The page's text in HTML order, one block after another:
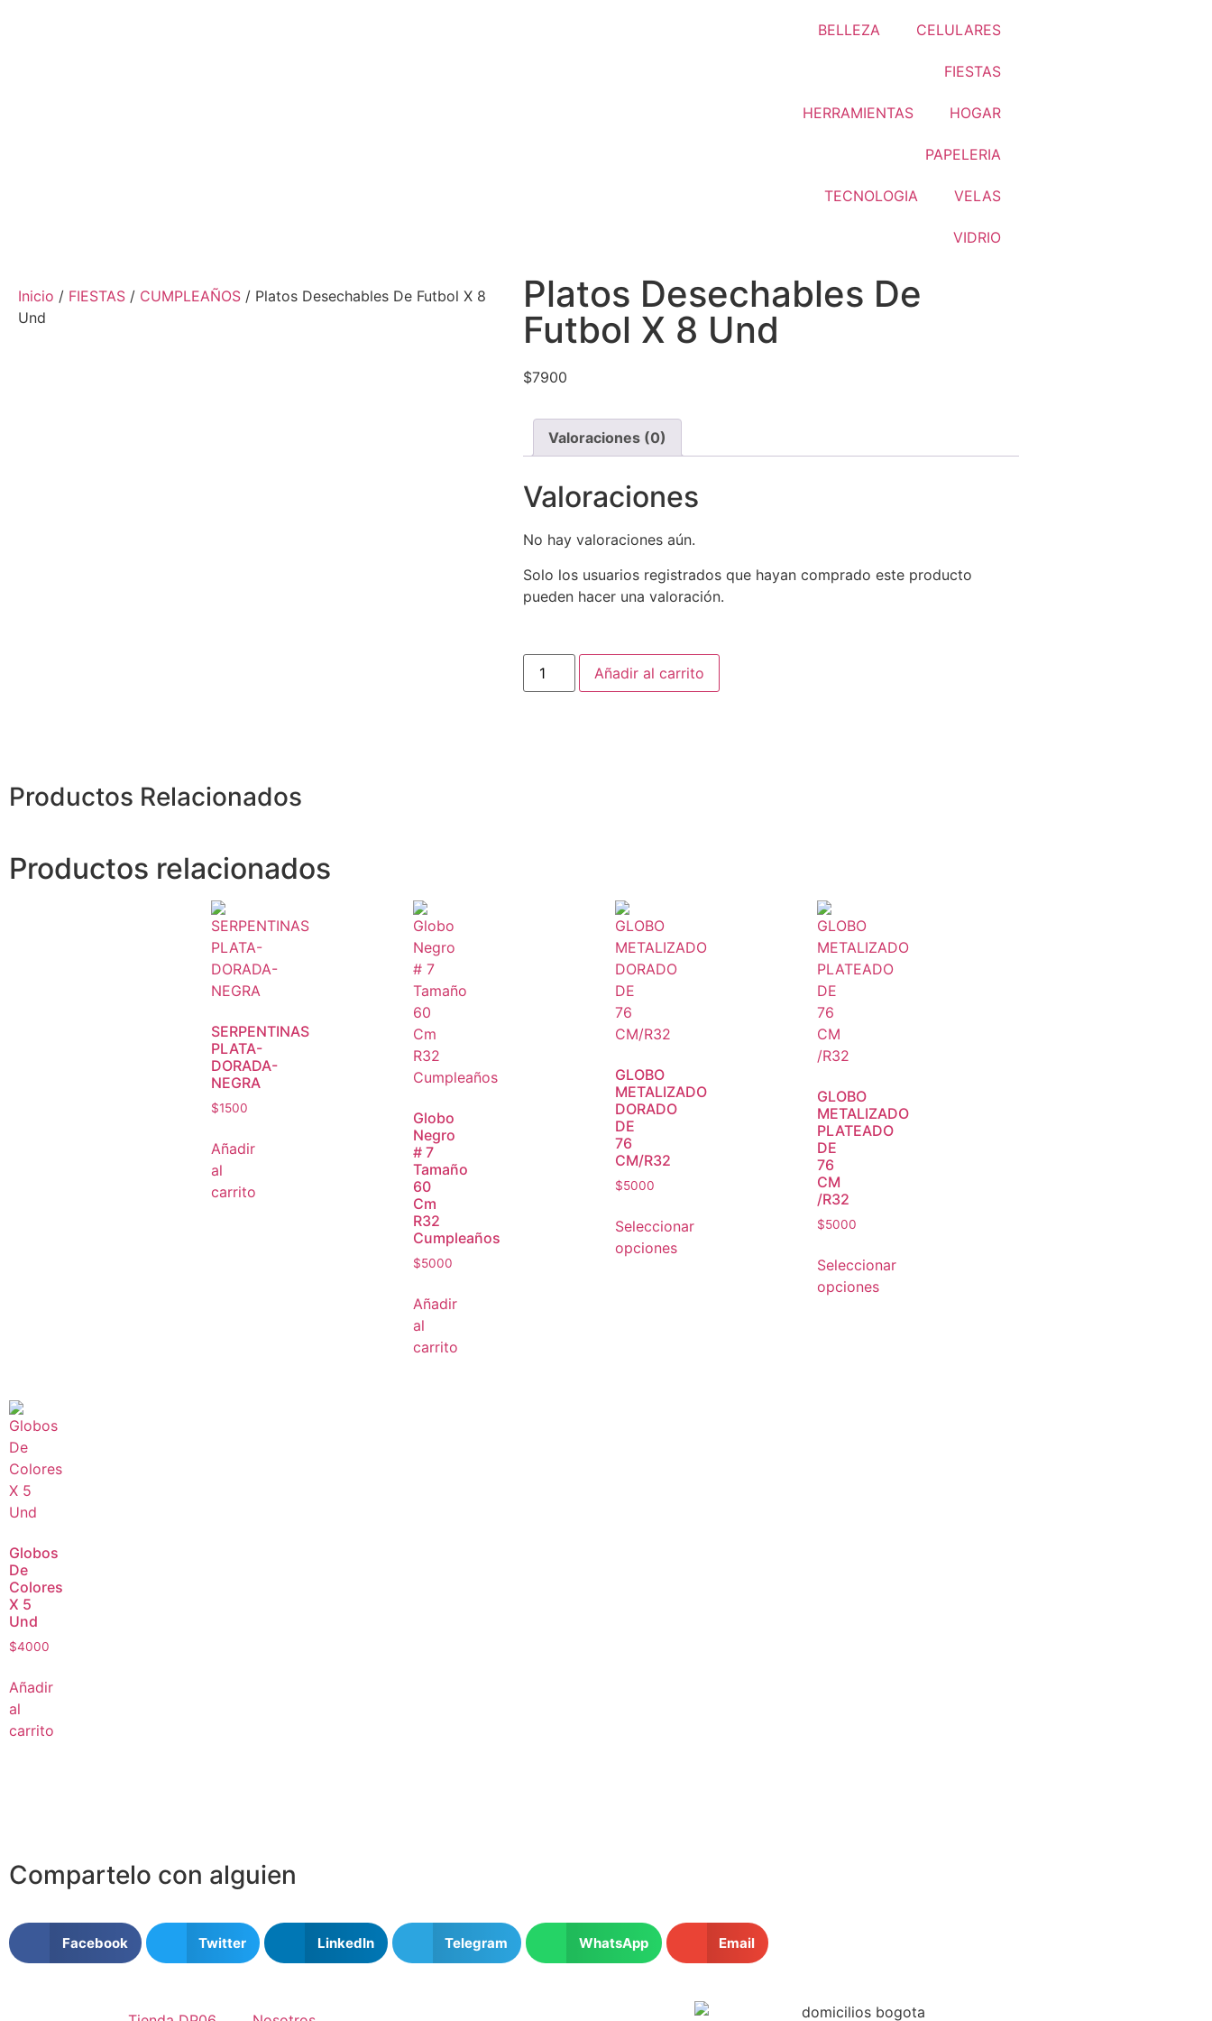
BELLEZA CELULARES
FIESTAS
HERRAMIENTAS HOGAR
PAPELERIA
TECNOLOGIA VELAS
VIDRIO
Inicio / FIESTAS / CUMPLEAÑOS / Platos Desechables De Futbol X 8
Und
Platos Desechables De
Futbol X 8 Und
$7900
Valoraciones (0)
Valoraciones
No hay valoraciones aún.
Solo los usuarios registrados que hayan comprado este producto
pueden hacer una valoración.
Añadir al carrito
Productos Relacionados
Productos relacionados
SERPENTINAS
PLATA-
DORADA-
NEGRA
$1500
Añadir
al
carrito
Globo
Negro
# 7
Tamaño
60
Cm
R32
Cumpleaños
$5000
Añadir
al
carrito
GLOBO
METALIZADO
DORADO
DE
76
CM/R32
$5000
Seleccionar
opciones
GLOBO
METALIZADO
PLATEADO
DE
76
CM
/R32
$5000
Seleccionar
opciones
Globos
De
Colores
X 5
Und
$4000
Añadir
al
carrito
Compartelo con alguien
Facebook Twitter LinkedIn Telegram WhatsApp Email